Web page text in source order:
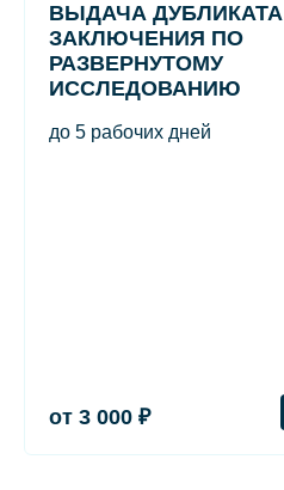
ВЫДАЧА ДУБЛИКАТА
ЗАКЛЮЧЕНИЯ ПО
РАЗВЕРНУТОМУ
ИССЛЕДОВАНИЮ
до 5 рабочих дней
от 3 000 ₽